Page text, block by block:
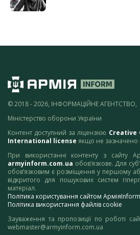
© 2018 - 2026, ІНФОРМАЦІЙНЕ АГЕНТСТВО,
Міністерство оборони України
Контент доступний за ліцензією Creative
International license якщо не зазначено
При використанні контенту з сайту
armyinform.com.ua обов’язкове. Для
обов’язковим є розміщення у першому
відкритого для пошукових систем
матеріал.
Політика користування сайтом АрміяInform
Політика використання файлів cookie
Зауваження та пропозиції по роботі
webmaster@armyinform.com.ua